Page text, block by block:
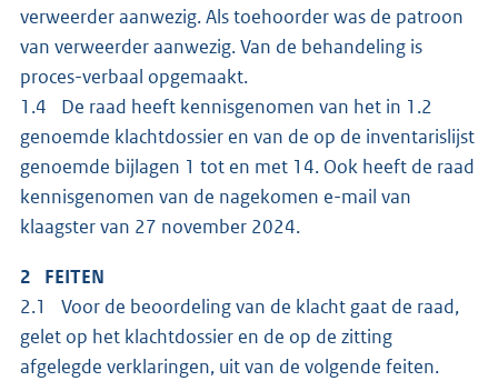
verweerder aanwezig. Als toehoorder was de patroon
van verweerder aanwezig. Van de behandeling is
proces-verbaal opgemaakt.
1.4 De raad heeft kennisgenomen van het in 1.2
genoemde klachtdossier en van de op de inventarislijst
genoemde bijlagen 1 tot en met 14. Ook heeft de raad
kennisgenomen van de nagekomen e-mail van
klaagster van 27 november 2024.
2 FEITEN
2.1 Voor de beoordeling van de klacht gaat de raad,
gelet op het klachtdossier en de op de zitting
afgelegde verklaringen, uit van de volgende feiten.